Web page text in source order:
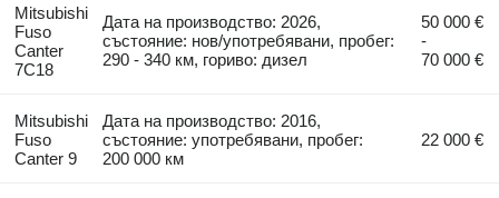
Mitsubishi
Fuso
Canter
7C18
Дата на производство: 2026,
състояние: нов/употребявани, пробег:
290 - 340 км, гориво: дизел
50 000 €
-
70 000 €
Mitsubishi
Fuso
Canter 9
Дата на производство: 2016,
състояние: употребявани, пробег:
200 000 км
22 000 €